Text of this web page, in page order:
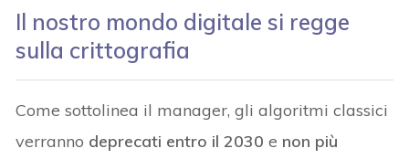
Il nostro mondo digitale si regge
sulla crittografia
Come sottolinea il manager, gli algoritmi classici
verranno deprecati entro il 2030 e non più